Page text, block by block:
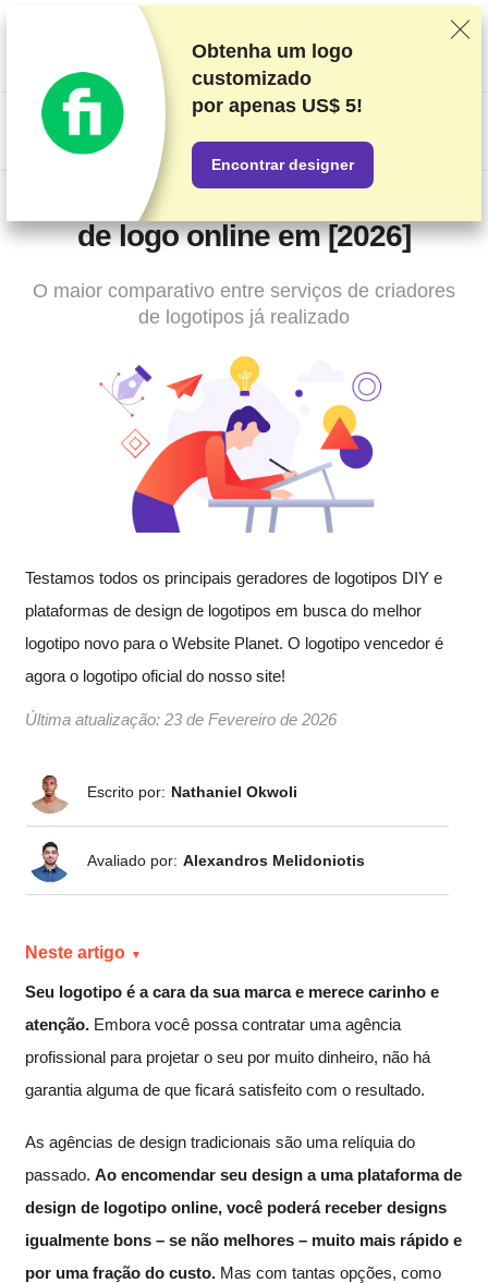
Classificamos os fornecedores com base em testes e pesquisas
rigorosos, mas também levamos em consideração seu feedback
e nossos acordos comerciais com provedores. Esta página
contém links de afiliados.
Divulgação de Publicidade
Os 9 melhores serviços de criação
de logo online em [2026]
O maior comparativo entre serviços de criadores
de logotipos já realizado
Testamos todos os principais geradores de logotipos DIY e
plataformas de design de logotipos em busca do melhor
logotipo novo para o Website Planet. O logotipo vencedor é
agora o logotipo oficial do nosso site!
Última atualização: 23 de Fevereiro de 2026
Avaliado por: Alexandros Melidoniotis
Escrito por: Nathaniel Okwoli
Neste artigo
Seu logotipo é a cara da sua marca e merece carinho e
atenção. Embora você possa contratar uma agência
profissional para projetar o seu por muito dinheiro, não há
garantia alguma de que ficará satisfeito com o resultado.
As agências de design tradicionais são uma relíquia do
passado. Ao encomendar seu design a uma plataforma de
design de logotipo online, você poderá receber designs
igualmente bons – se não melhores – muito mais rápido e
por uma fração do custo. Mas com tantas opções, como
Obtenha um logo
customizado
por apenas US$ 5!
Encontrar designer